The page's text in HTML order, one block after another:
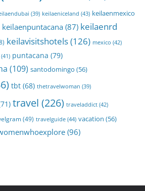
(39) keilaeniceland (43) keilaenmexico
keilaenpuntacana (87) keilaenrd
keilavisitshotels(126) mexico (42)
(41) puntacana (79)
(109) santodomingo (56)
tbt (68) thetravelwoman (39)
travel (226) traveladdict (42)
(49) travelguide (44) vacation (56)
(96)